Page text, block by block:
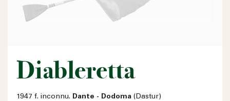
Diableretta
1947 f. inconnu. Dante - Dodoma (Dastur)